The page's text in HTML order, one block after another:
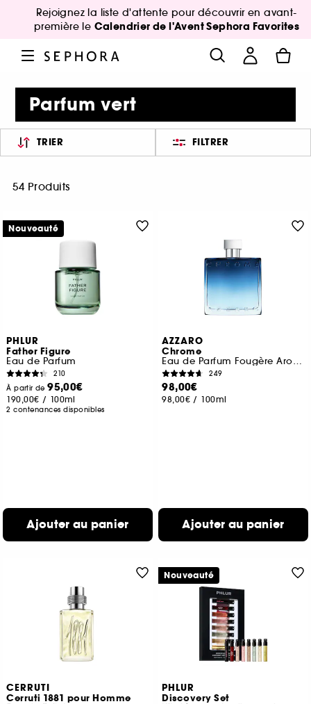
Rejoignez la liste d'attente pour découvrir en avant-
première le Calendrier de l'Avent Sephora Favorites
Parfum vert
TRIER FILTRER
54 Produits
PHLUR
Father Figure
Eau de Parfum
210
À partir de95,00€
190,00€ / 100ml
2 contenances disponibles
Ajouter au panier
Nouveauté
AZZARO
Chrome
Eau de Parfum Fougère Aromatique
249
98,00€
98,00€ / 100ml
Ajouter au panier
CERRUTI
Cerruti 1881 pour Homme
PHLUR
Discovery Set
Nouveauté